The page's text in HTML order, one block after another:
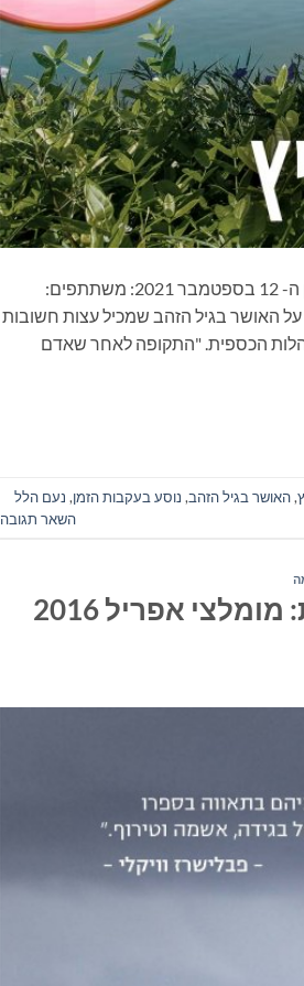
ספרים סופרים ומה שביניהם – תכנית ראיונות ברדיו קסם 106 FM – יום ראשון ה- 12 בספטמבר 2021: משתתפים:
על האושר בגיל הזהב שמכיל עצות חשובות
הכספית. "התקופה לאחר שאדם
,האושר בגיל הזהב, נוסע בעקבות הזמן, נעם הלל
השאר תגובה
אפריל 2016